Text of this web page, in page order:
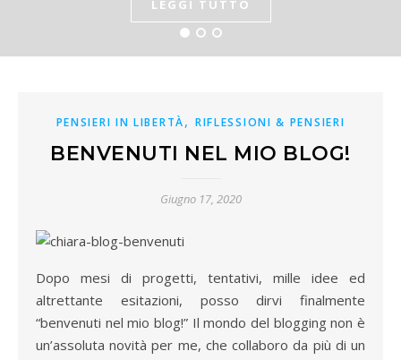
LEGGI TUTTO
PENSIERI IN LIBERTÀ, RIFLESSIONI & PENSIERI
BENVENUTI NEL MIO BLOG!
Giugno 17, 2020
Dopo mesi di progetti, tentativi, mille idee ed
altrettante esitazioni, posso dirvi finalmente
“benvenuti nel mio blog!” Il mondo del blogging non è
un’assoluta novità per me, che collaboro da più di un